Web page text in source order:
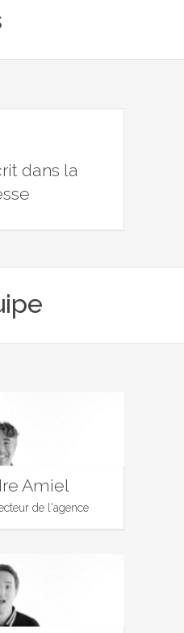
dans la
Amiel
de l'agence